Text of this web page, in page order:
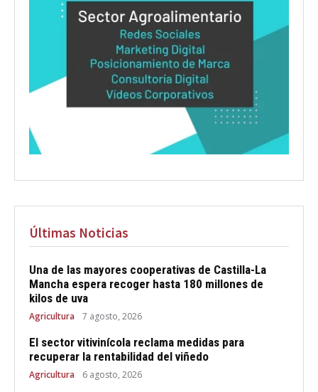
Últimas Noticias
Una de las mayores cooperativas de Castilla-La
Mancha espera recoger hasta 180 millones de
kilos de uva
Agricultura 7 agosto, 2026
El sector vitivinícola reclama medidas para
recuperar la rentabilidad del viñedo
Agricultura 6 agosto, 2026